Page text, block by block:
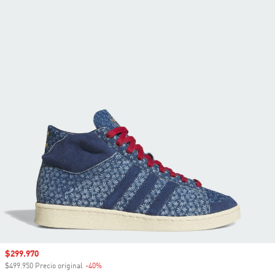
Precio de venta
$299.970
$499.950 Precio original -40%